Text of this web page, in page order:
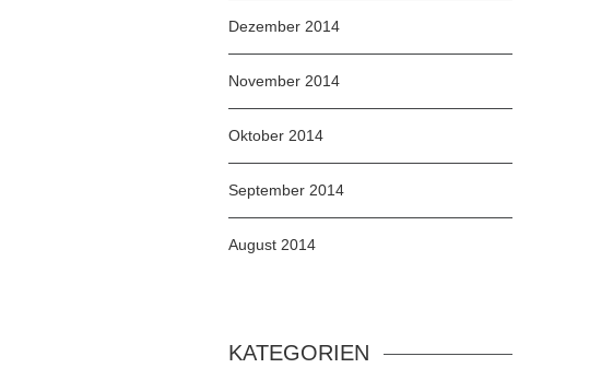
Dezember 2014
November 2014
Oktober 2014
September 2014
August 2014
KATEGORIEN